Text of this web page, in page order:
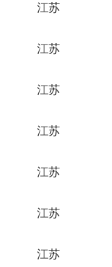
江苏
江苏
江苏
江苏
江苏
江苏
江苏